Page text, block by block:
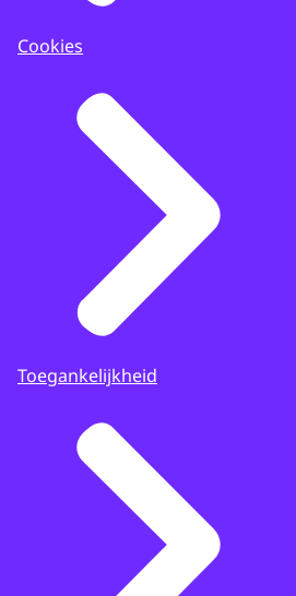
Cookies
Toegankelijkheid